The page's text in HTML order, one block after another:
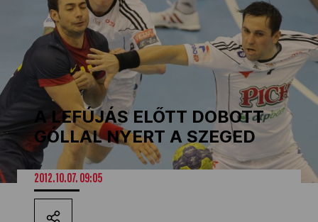
Galéria
Dakar 2026
Los Angeles 2028
MOB
A LEFÚJÁS ELŐTT DOBOTT
GÓLLAL NYERT A SZEGED
2012.10.07. 09:05